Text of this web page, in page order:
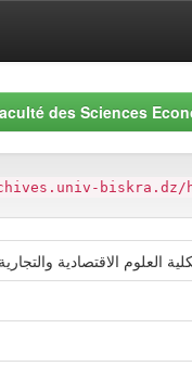
des Sciences
biskra.dz/